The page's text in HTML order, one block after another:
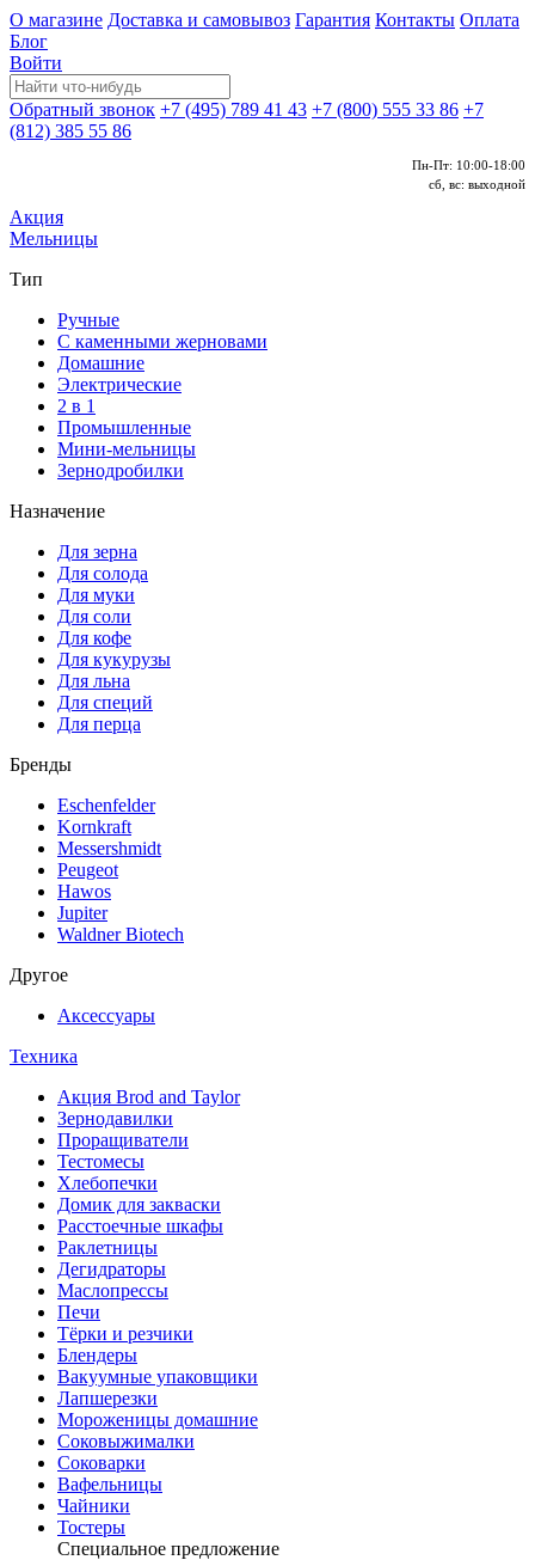
О магазине Доставка и самовывоз Гарантия Контакты Оплата
Блог
Войти
Обратный звонок +7 (495) 789 41 43 +7 (800) 555 33 86 +7
(812) 385 55 86
Пн-Пт: 10:00-18:00
сб, вс: выходной
Акция
Мельницы
Тип
Ручные
С каменными жерновами
Домашние
Электрические
2 в 1
Промышленные
Мини-мельницы
Зернодробилки
Назначение
Для зерна
Для солода
Для муки
Для соли
Для кофе
Для кукурузы
Для льна
Для специй
Для перца
Бренды
Eschenfelder
Kornkraft
Messershmidt
Peugeot
Hawos
Jupiter
Waldner Biotech
Другое
Аксессуары
Техника
Акция Brod and Taylor
Зернодавилки
Проращиватели
Тестомесы
Хлебопечки
Домик для закваски
Расстоечные шкафы
Раклетницы
Дегидраторы
Маслопрессы
Печи
Тёрки и резчики
Блендеры
Вакуумные упаковщики
Лапшерезки
Мороженицы домашние
Соковыжималки
Соковарки
Вафельницы
Чайники
Тостеры
Специальное предложение